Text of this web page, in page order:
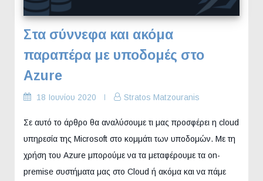
Στα σύννεφα και ακόμα
παραπέρα με υποδομές στο
Azure
18 Ιουνίου 2020 Stratos Matzouranis
Σε αυτό το άρθρο θα αναλύσουμε τι μας προσφέρει η cloud
υπηρεσία της Microsoft στο κομμάτι των υποδομών. Με τη
χρήση του Azure μπορούμε να τα μεταφέρουμε τα on-
premise συστήματα μας στο Cloud ή ακόμα και να πάμε